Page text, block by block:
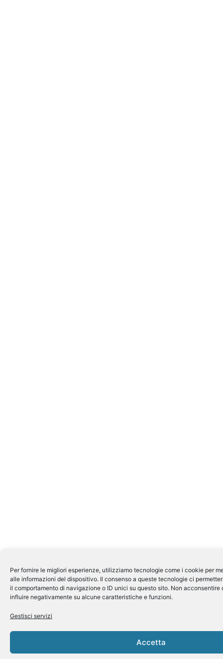
Per fornire le migliori esperienze, utilizziamo tecnologie come i cookie per
alle informazioni del dispositivo. Il consenso a queste tecnologie ci
il comportamento di navigazione o ID unici su questo sito. Non acconsentire
influire negativamente su alcune caratteristiche e funzioni.
Gestisci servizi
Accetta